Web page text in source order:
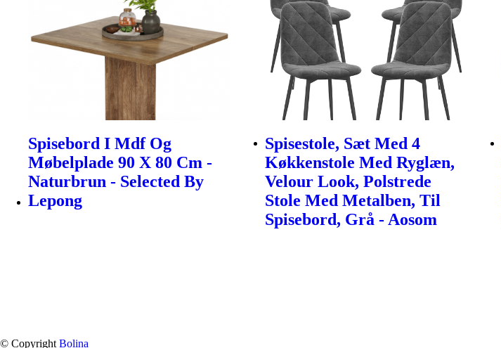
Spisebord I Mdf Og
Møbelplade 90 X 80 Cm -
Naturbrun - Selected By
Lepong
Spisestole, Sæt Med 4
Køkkenstole Med Ryglæn,
Velour Look, Polstrede
Stole Med Metalben, Til
Spisebord, Grå - Aosom
© Copyright Bolina